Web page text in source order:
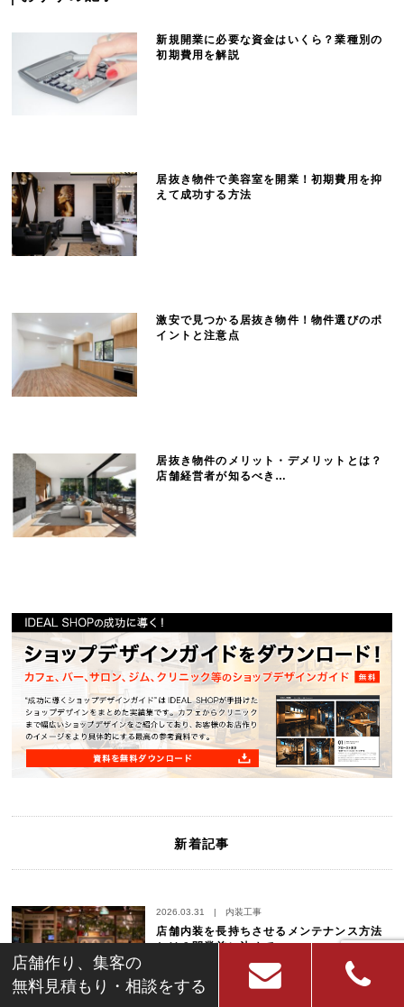
新規開業に必要な資金はいくら？業種別の
初期費用を解説
居抜き物件で美容室を開業！初期費用を抑
えて成功する方法
激安で見つかる居抜き物件！物件選びのポ
イントと注意点
居抜き物件のメリット・デメリットとは？
店舗経営者が知るべき…
新着記事
2026.03.31 | 内装工事
店舗内装を長持ちさせるメンテナンス方法
とは？開業前に決めて…
店舗作り、集客の
無料見積もり・相談をする